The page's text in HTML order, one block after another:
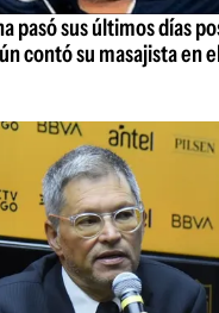
pasó sus últimos días
contó su masajista en